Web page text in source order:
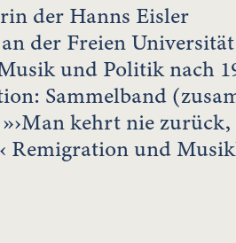
der Hanns Eisler
an der Freien
und Politik nach
Sammelband
kehrt nie zurück,
Remigration und